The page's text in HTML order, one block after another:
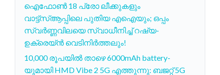
ഐഫോൺ 18 പ്രോ ലീക്കുകളും
വാട്ട്‌സ്ആപ്പിലെ പുതിയ എഐയും; ഒപ്പം
സ്വർണ്ണവിലയെ സ്വാധീനിച്ച് റഷ്യ-
ഉക്രെയ്ൻ വെടിനിർത്തലും!
10,000 രൂപയിൽ താഴെ 6000mAh battery-
യുമായി HMD Vibe 2 5G എത്തുന്നു: ബജറ്റ് 5G